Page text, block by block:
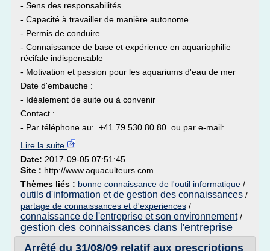
- Sens des responsabilités
- Capacité à travailler de manière autonome
- Permis de conduire
- Connaissance de base et expérience en aquariophilie
récifale indispensable
- Motivation et passion pour les aquariums d'eau de mer
Date d'embauche :
- Idéalement de suite ou à convenir
Contact :
- Par téléphone au: +41 79 530 80 80 ou par e-mail: ...
Lire la suite
Date: 2017-09-05 07:51:45
Site : http://www.aquaculteurs.com
Thèmes liés : bonne connaissance de l'outil informatique /
outils d'information et de gestion des connaissances /
partage de connaissances et d'experiences /
connaissance de l'entreprise et son environnement/
gestion des connaissances dans l'entreprise
Arrêté du 31/08/09 relatif aux prescriptions